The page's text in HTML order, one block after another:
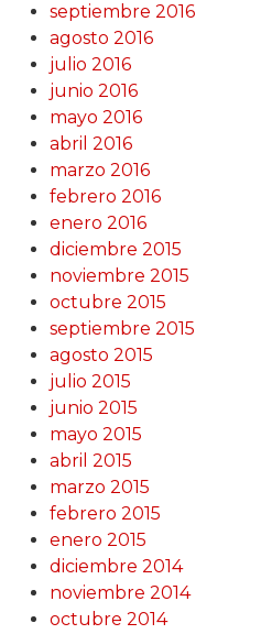
septiembre 2016
agosto 2016
julio 2016
junio 2016
mayo 2016
abril 2016
marzo 2016
febrero 2016
enero 2016
diciembre 2015
noviembre 2015
octubre 2015
septiembre 2015
agosto 2015
julio 2015
junio 2015
mayo 2015
abril 2015
marzo 2015
febrero 2015
enero 2015
diciembre 2014
noviembre 2014
octubre 2014